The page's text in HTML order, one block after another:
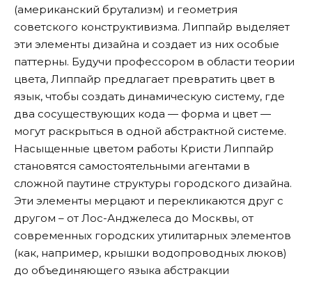
(американский брутализм) и геометрия
советского конструктивизма. Липпайр выделяет
эти элементы дизайна и создает из них особые
паттерны. Будучи профессором в области теории
цвета, Липпайр предлагает превратить цвет в
язык, чтобы создать динамическую систему, где
два сосуществующих кода — форма и цвет —
могут раскрыться в одной абстрактной системе.
Насыщенные цветом работы Кристи Липпайр
становятся самостоятельными агентами в
сложной паутине структуры городского дизайна.
Эти элементы мерцают и перекликаются друг с
другом – от Лос-Анджелеса до Москвы, от
современных городских утилитарных элементов
(как, например, крышки водопроводных люков)
до объединяющего языка абстракции